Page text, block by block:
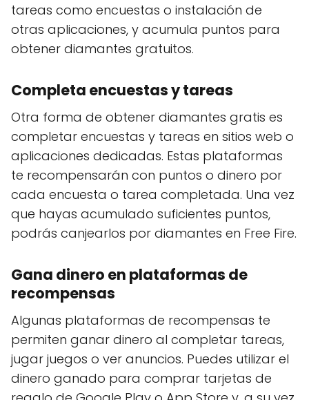
tareas como encuestas o instalación de
otras aplicaciones, y acumula puntos para
obtener diamantes gratuitos.
Completa encuestas y tareas
Otra forma de obtener diamantes gratis es
completar encuestas y tareas en sitios web o
aplicaciones dedicadas. Estas plataformas
te recompensarán con puntos o dinero por
cada encuesta o tarea completada. Una vez
que hayas acumulado suficientes puntos,
podrás canjearlos por diamantes en Free Fire.
Gana dinero en plataformas de
recompensas
Algunas plataformas de recompensas te
permiten ganar dinero al completar tareas,
jugar juegos o ver anuncios. Puedes utilizar el
dinero ganado para comprar tarjetas de